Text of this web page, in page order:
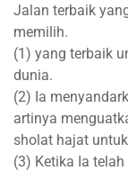
Jalan terbaik
memilih.
(1) yang terbaik
dunia.
(2) Ia
artinya
sholat hajat
(3) Ketika Ia